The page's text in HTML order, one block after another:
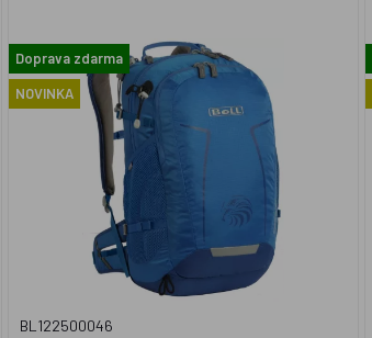
Doprava zdarma
NOVINKA
BL122500046